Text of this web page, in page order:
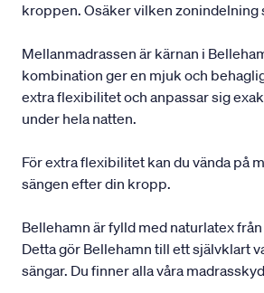
kroppen. Osäker vilken zonindelning
Mellanmadrassen är kärnan i
kombination ger en mjuk och
extra flexibilitet och anpassar sig
under hela natten.
För extra flexibilitet kan du vända på
sängen efter din kropp.
Bellehamn är fylld med naturlatex
Detta gör Bellehamn till ett självklart
sängar. Du finner alla våra